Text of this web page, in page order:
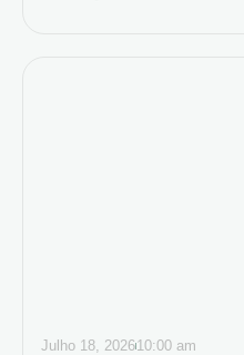
Julho 18, 202610:00 am